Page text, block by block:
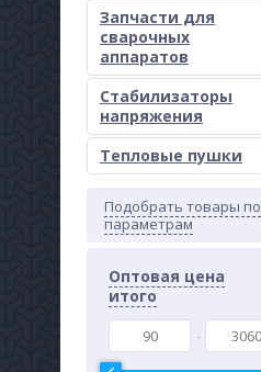
Запчасти для
сварочных
аппаратов
Стабилизаторы
напряжения
Тепловые пушки
Подобрать товары по
параметрам
Оптовая цена
итого